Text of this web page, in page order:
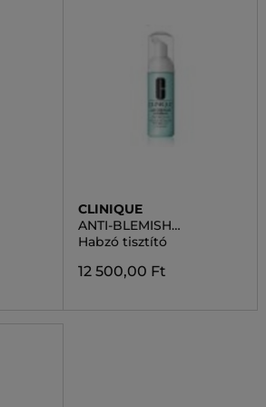
CLINIQUE
ANTI-BLEMISH
SOLUTION CLEANSING
FOAM
Habzó tisztító
12 500,00 Ft